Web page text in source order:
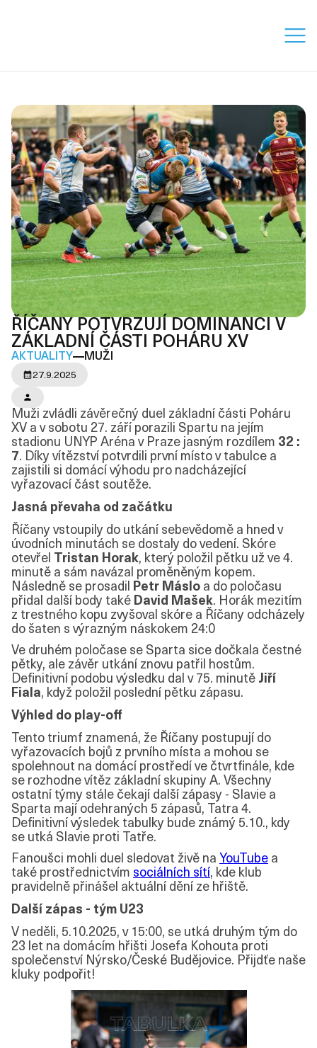
Týmy
Tréninky
Projekty
O Klubu
Pro trenéry
Kontakty
Sponzoři
Přihláška
ŘÍČANY POTVRZUJÍ DOMINANCI V
ZÁKLADNÍ ČÁSTI POHÁRU XV
AKTUALITY MUŽI
27.9.2025
Muži zvládli závěrečný duel základní části Poháru
XV a v sobotu 27. září porazili Spartu na jejím
stadionu UNYP Aréna v Praze jasným rozdílem 32 :
7. Díky vítězství potvrdili první místo v tabulce a
zajistili si domácí výhodu pro nadcházející
vyřazovací část soutěže.
Jasná převaha od začátku
Říčany vstoupily do utkání sebevědomě a hned v
úvodních minutách se dostaly do vedení. Skóre
otevřel Tristan Horak, který položil pětku už ve 4.
minutě a sám navázal proměněným kopem.
Následně se prosadil Petr Máslo a do poločasu
přidal další body také David Mašek. Horák mezitím
z trestného kopu zvyšoval skóre a Říčany odcházely
do šaten s výrazným náskokem 24:0
Ve druhém poločase se Sparta sice dočkala čestné
pětky, ale závěr utkání znovu patřil hostům.
Definitivní podobu výsledku dal v 75. minutě Jiří
Fiala, když položil poslední pětku zápasu.
Výhled do play-off
Tento triumf znamená, že Říčany postupují do
vyřazovacích bojů z prvního místa a mohou se
spolehnout na domácí prostředí ve čtvrtfinále, kde
se rozhodne vítěz základní skupiny A. Všechny
ostatní týmy stále čekají další zápasy - Slavie a
Sparta mají odehraných 5 zápasů, Tatra 4.
Definitivní výsledek tabulky bude známý 5.10., kdy
se utká Slavie proti Tatře.
Fanoušci mohli duel sledovat živě na YouTube a
také prostřednictvím sociálních sítí, kde klub
pravidelně přinášel aktuální dění ze hřiště.
Další zápas - tým U23
V neděli, 5.10.2025, v 15:00, se utká druhým tým do
23 let na domácím hřišti Josefa Kohouta proti
společenství Nýrsko/České Budějovice. Přijdťe naše
kluky podpořit!